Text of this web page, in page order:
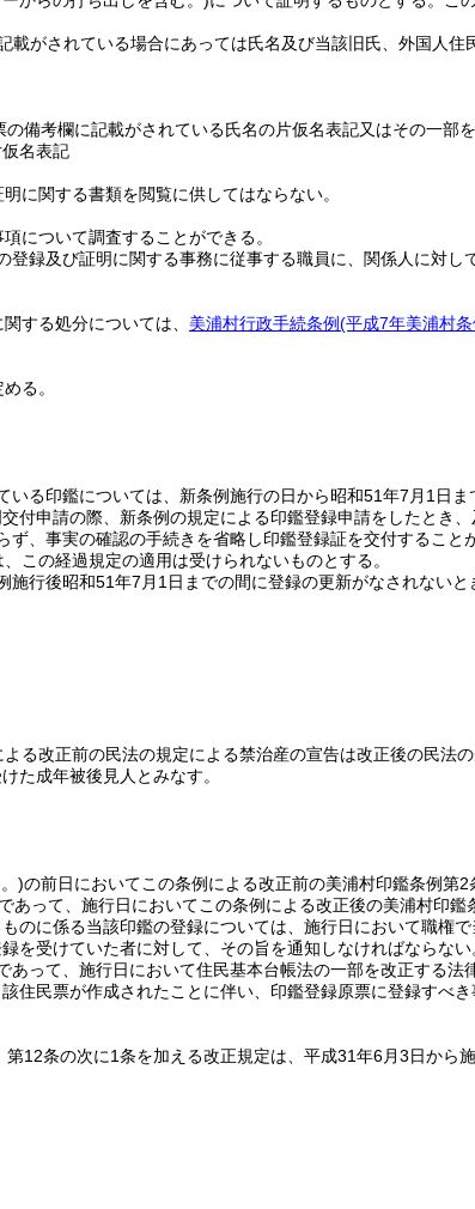
載がされている場合にあっては氏名及び当該旧氏、外国人
備考欄に記載がされている氏名の片仮名表記又はその一部
名表記
に関する書類を閲覧に供してはならない。
について調査することができる。
登録及び証明に関する事務に従事する職員に、関係人に対し
する処分については、 美浦村行政手続条例(平成7年美浦村
る。
いる印鑑については、新条例施行の日から昭和51年7月1日
付申請の際、新条例の規定による印鑑登録申請をしたとき
ず、事実の確認の手続きを省略し印鑑登録証を交付すること
この経過規定の適用は受けられないものとする。
行後昭和51年7月1日までの間に登録の更新がなされないと
よる改正前の民法の規定による禁治産の宣告は改正後の民法
た成年被後見人とみなす。
)の前日においてこの条例による改正前の美浦村印鑑条例第
であって、施行日においてこの条例による改正後の美浦村印
のに係る当該印鑑の登録については、施行日において職権で
を受けていた者に対して、その旨を通知しなければならない
って、施行日において住民基本台帳法の一部を改正する法
住民票が作成されたことに伴い、印鑑登録原票に登録すべ
第12条の次に1条を加える改正規定は、平成31年6月3日から施